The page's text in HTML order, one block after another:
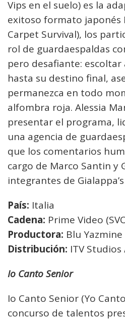
Vips en el suelo) es la
exitoso formato japonés
Carpet Survival), los
rol de guardaespaldas
pero desafiante: escoltar
hasta su destino final,
permanezca en todo
alfombra roja. Alessia
presentar el programa,
una agencia de
que los comentarios
cargo de Marco Santin y
integrantes de
País: Italia
Cadena: Prime Video
Productora: Blu Yazmine
Distribución: ITV
Io Canto Senior
Io Canto Senior (Yo
concurso de talentos